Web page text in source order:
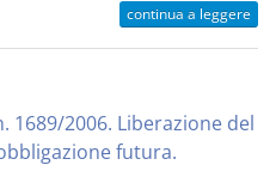
continua a leggere
1689/2006. Liberazione del
futura.